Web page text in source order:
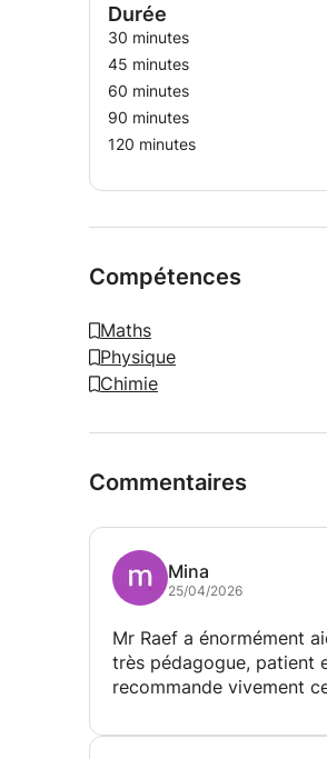
Durée
30 minutes
45 minutes
60 minutes
90 minutes
120 minutes
Compétences
Maths
Physique
Chimie
Commentaires
Mina
25/04/2026
Mr Raef a énormément
très pédagogue, patient
recommande vivement